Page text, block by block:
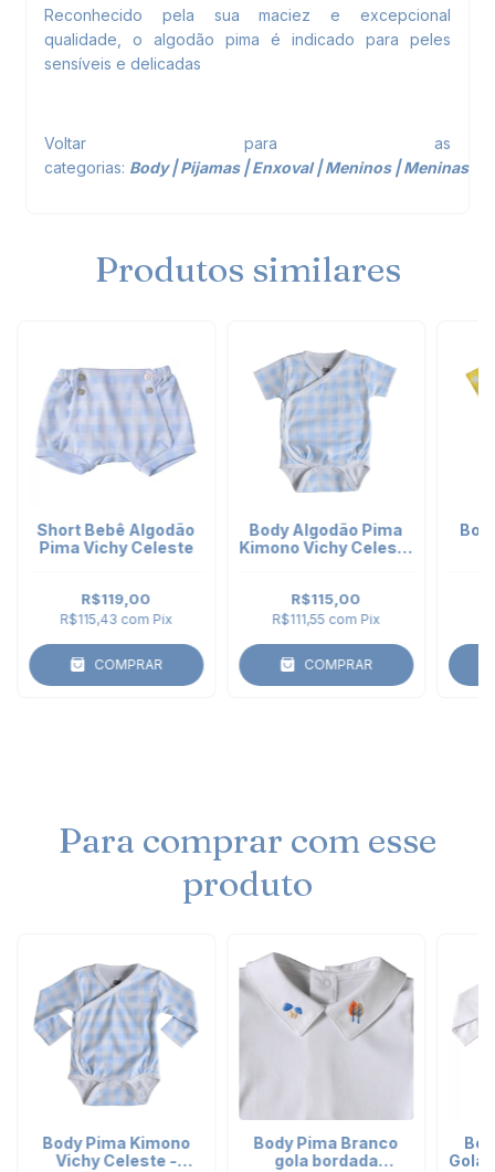
Reconhecido pela sua maciez e excepcional
qualidade, o algodão pima é indicado para peles
sensíveis e delicadas
Voltar para as
categorias: Body|Pijamas|Enxoval|Meninos|Meninas
Produtos similares
Short Bebê Algodão
Pima Vichy Celeste
R$119,00
R$115,43 com Pix
COMPRAR
Body Algodão Pima
Kimono Vichy Celeste
R$115,00
R$111,55 com Pix
COMPRAR
Para comprar com esse
produto
Body Pima Kimono
Vichy Celeste -
Body Pima Branco
gola bordada
Gola